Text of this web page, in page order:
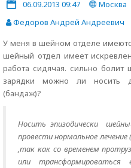
06.09.2013 09:47
Москва
Федоров Андрей Андреевич
У меня в шейном отделе
шейный отдел имеет
работа сидячая. сильно
зарядки можно ли носить
(бандаж)?
Носить эпизодически
провести нормальное
,так как со временем
или трансформироваться